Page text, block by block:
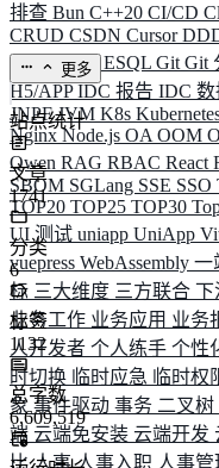
排查 Bun C++20 CI/CD
CRUD CSDN Cursor
ELK ElysiaESQL Git Git
H5/APPIDC 报告 IDC 数
JNPFJVM K8s
NginxNode.js OA OOM
Qwen RAG RBAC React
SBOM SGLang SSE SSO
TOP20 TOP25 TOP30
UI 测试 uniapp UniApp
vuepress WebAssembly 一
标 三大维度 三方联合 下
业务工作 业务应用 业务
人开发者 个人练手 个性
时切换 临时应急 临时权
象 事件驱动 事务 二叉树
端 云端免安装 云端开发
比人事人事入职 人事管
更多
站点统计
文章
1741
分类
6
标签
1132
总字数
6,609,519